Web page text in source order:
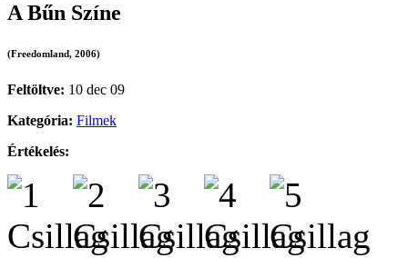
A Bűn Színe
(Freedomland, 2006)
Feltöltve: 10 dec 09
Kategória: Filmek
Értékelés: